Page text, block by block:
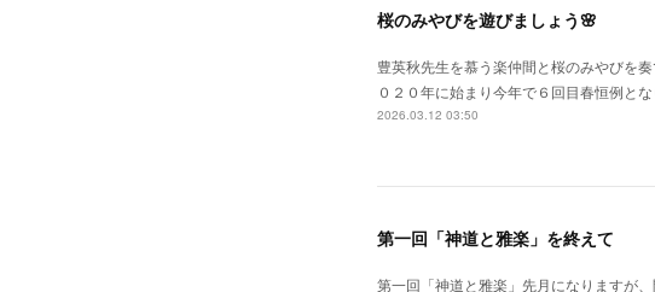
桜のみやびを遊びましょう🌸
豊英秋先生を慕う楽仲間と桜のみやびを
０２０年に始まり今年で６回目春恒例と
2026.03.12 03:50
第一回「神道と雅楽」を終えて
第一回「神道と雅楽」先月になりますが